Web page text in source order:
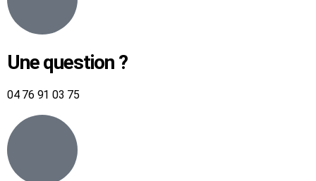
Une question ?
04 76 91 03 75